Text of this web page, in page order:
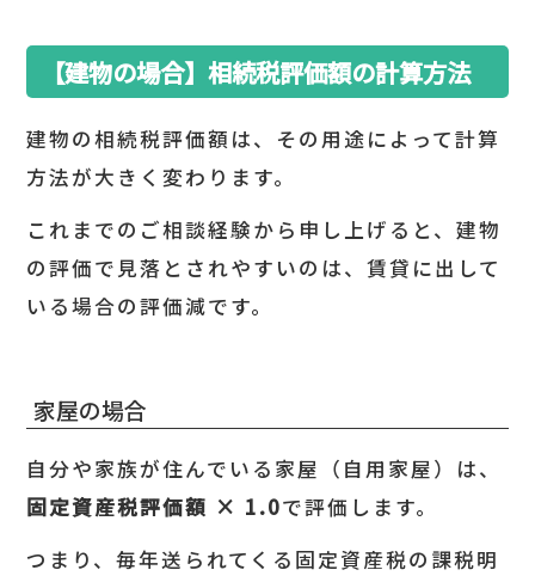
【建物の場合】相続税評価額の計算方法
建物の相続税評価額は、その用途によって計算
方法が大きく変わります。
これまでのご相談経験から申し上げると、建物
の評価で見落とされやすいのは、賃貸に出して
いる場合の評価減です。
家屋の場合
自分や家族が住んでいる家屋（自用家屋）は、
固定資産税評価額 × 1.0で評価します。
つまり、毎年送られてくる固定資産税の課税明